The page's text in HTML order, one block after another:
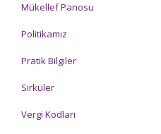
Mükellef Panosu
Politikamız
Pratik Bilgiler
Sirküler
Vergi Kodları